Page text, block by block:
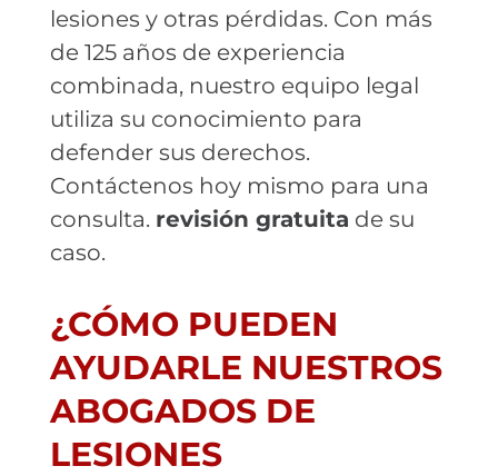
lesiones y otras pérdidas. Con más
de 125 años de experiencia
combinada, nuestro equipo legal
utiliza su conocimiento para
defender sus derechos.
Contáctenos hoy mismo para una
consulta. revisión gratuita de su
caso.
¿CÓMO PUEDEN
AYUDARLE NUESTROS
ABOGADOS DE
LESIONES